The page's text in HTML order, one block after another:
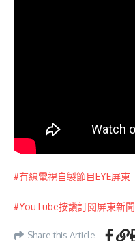
#有線電視自製節目EYE屏東
#YouTube按讚訂閱屏東新聞
Share this Article